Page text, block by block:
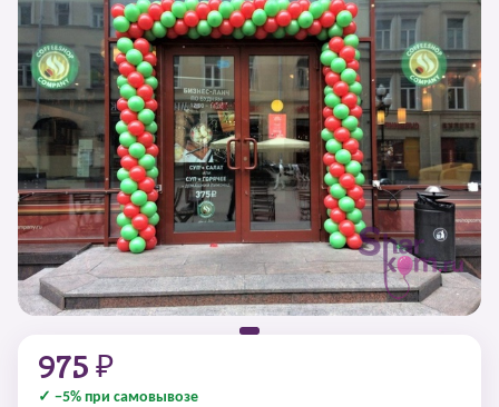
975 ₽
✓ −5% при самовывозе